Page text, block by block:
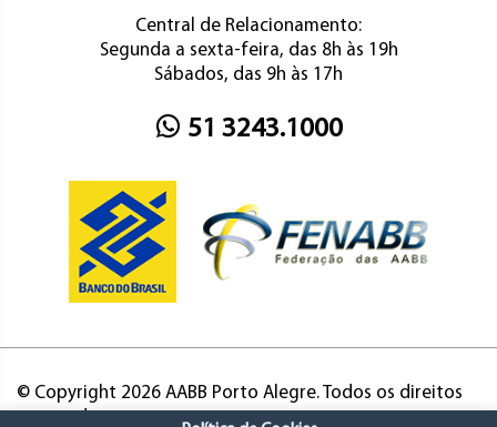
Central de Relacionamento:
Segunda a sexta-feira, das 8h às 19h
Sábados, das 9h às 17h
51 3243.1000
© Copyright 2026 AABB Porto Alegre. Todos os direitos